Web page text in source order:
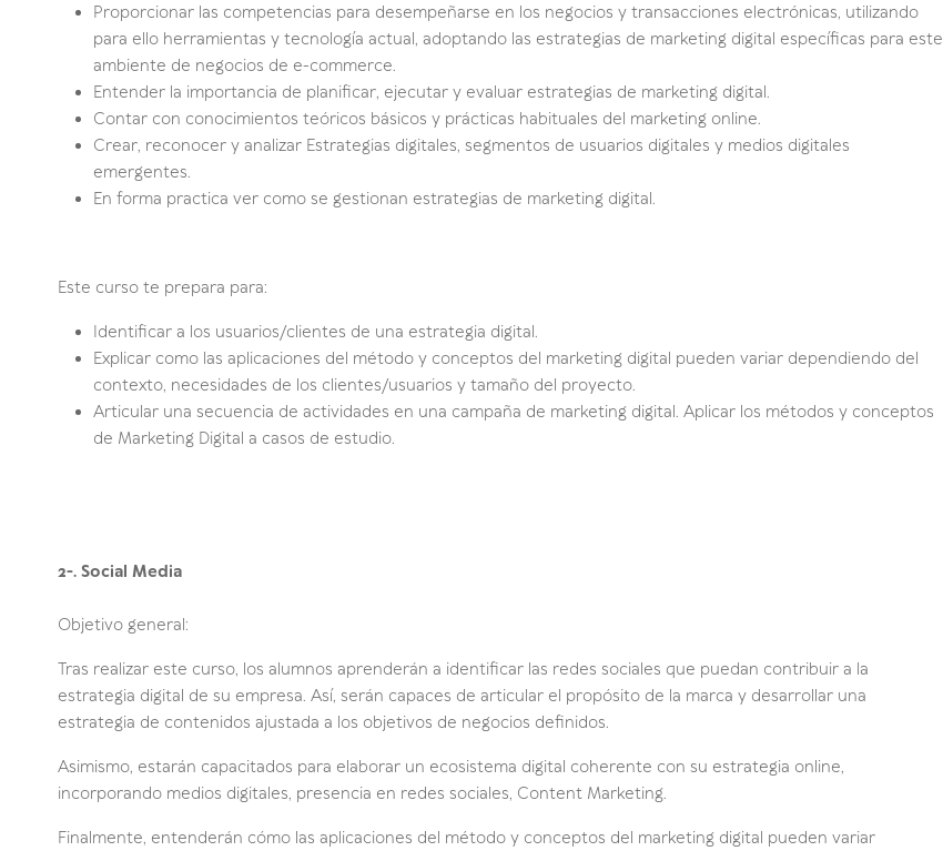
Proporcionar las competencias para desempeñarse en los negocios y transacciones electrónicas, utilizando
para ello herramientas y tecnología actual, adoptando las estrategias de marketing digital específicas para este
ambiente de negocios de e-commerce.
Entender la importancia de planificar, ejecutar y evaluar estrategias de marketing digital.
Contar con conocimientos teóricos básicos y prácticas habituales del marketing online.
Crear, reconocer y analizar Estrategias digitales, segmentos de usuarios digitales y medios digitales
emergentes.
En forma practica ver como se gestionan estrategias de marketing digital.
Este curso te prepara para:
Identificar a los usuarios/clientes de una estrategia digital.
Explicar como las aplicaciones del método y conceptos del marketing digital pueden variar dependiendo del
contexto, necesidades de los clientes/usuarios y tamaño del proyecto.
Articular una secuencia de actividades en una campaña de marketing digital. Aplicar los métodos y conceptos
de Marketing Digital a casos de estudio.
2-. Social Media
Objetivo general:
Tras realizar este curso, los alumnos aprenderán a identificar las redes sociales que puedan contribuir a la
estrategia digital de su empresa. Así, serán capaces de articular el propósito de la marca y desarrollar una
estrategia de contenidos ajustada a los objetivos de negocios definidos.
Asimismo, estarán capacitados para elaborar un ecosistema digital coherente con su estrategia online,
incorporando medios digitales, presencia en redes sociales, Content Marketing.
Finalmente, entenderán cómo las aplicaciones del método y conceptos del marketing digital pueden variar